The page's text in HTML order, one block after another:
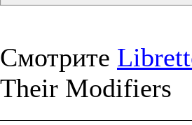
Смотрите